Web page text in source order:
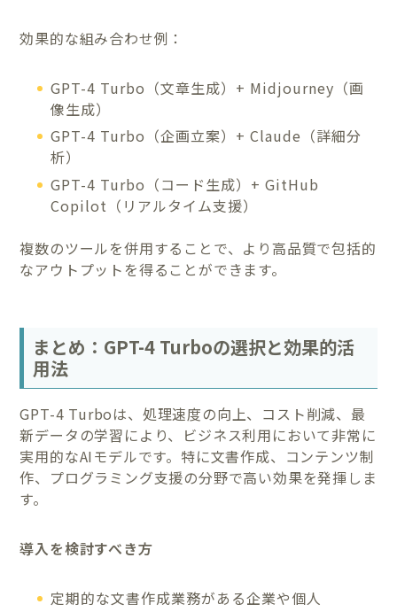
効果的な組み合わせ例：
GPT-4 Turbo（文章生成）+ Midjourney（画
像生成）
GPT-4 Turbo（企画立案）+ Claude（詳細分
析）
GPT-4 Turbo（コード生成）+ GitHub
Copilot（リアルタイム支援）
複数のツールを併用することで、より高品質で包括的
なアウトプットを得ることができます。
まとめ：GPT-4 Turboの選択と効果的活
用法
GPT-4 Turboは、処理速度の向上、コスト削減、最
新データの学習により、ビジネス利用において非常に
実用的なAIモデルです。特に文書作成、コンテンツ制
作、プログラミング支援の分野で高い効果を発揮しま
す。
導入を検討すべき方
定期的な文書作成業務がある企業や個人